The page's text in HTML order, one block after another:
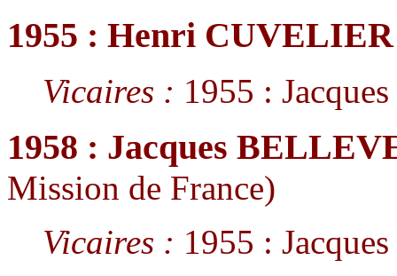
1955 : Henri CUVELIER
Vicaires : 1955 :
1958 : Jacques
Mission de France)
Vicaires : 1955 :